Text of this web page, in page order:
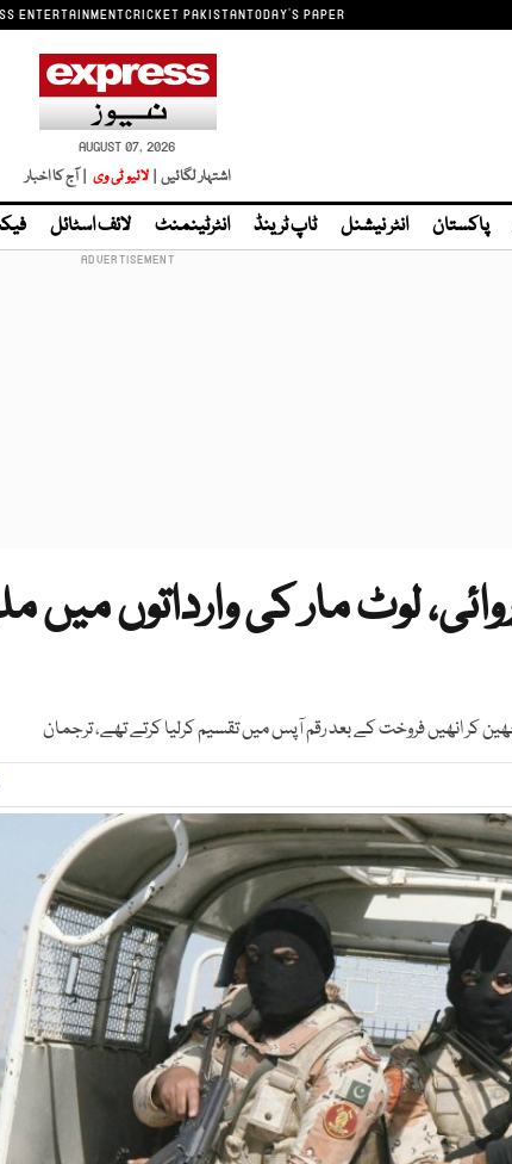
ENTERTAINMENTCRICKET PAKISTANTODAY'S PAPER
AUGUST 07, 2026
اشتہار لگائیں | لائیو ٹی وی | آج کا اخبار
پاکستان انٹر نیشنل ٹاپ ٹرینڈ انٹرٹینمنٹ لائف اسٹائل